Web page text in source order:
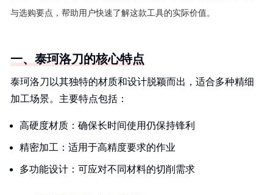
与选购要点，帮助用户快速了解这款工具的实际价值。
一、泰珂洛刀的核心特点
泰珂洛刀以其独特的材质和设计脱颖而出，适合多种精细
加工场景。主要特点包括：
高硬度材质：确保长时间使用仍保持锋利
精密加工：适用于高精度要求的作业
多功能设计：可应对不同材料的切削需求